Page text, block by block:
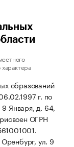
образований
г. по
Января, д. 64,
ОГРН
ул. 9